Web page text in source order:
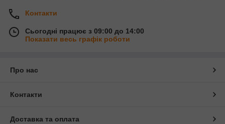
Контакти
Сьогодні працює з 09:00 до 14:00
Показати весь графік роботи
Про нас
Контакти
Доставка та оплата